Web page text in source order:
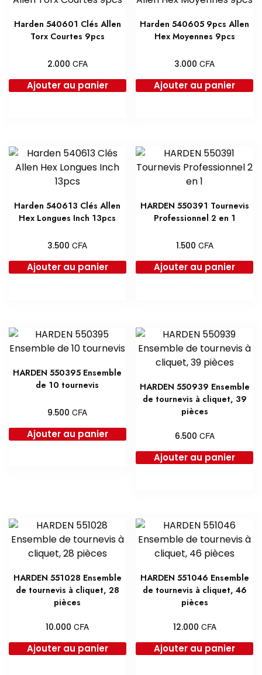
Harden 540601 Clés Allen
Torx Courtes 9pcs
2.000 CFA
Ajouter au panier
Harden 540605 9pcs Allen
Hex Moyennes 9pcs
3.000CFA
Ajouter au panier
Harden 540613 Clés Allen
Hex Longues Inch 13pcs
3.500CFA
Ajouter au panier
HARDEN 550391 Tournevis
Professionnel 2 en 1
1.500 CFA
Ajouter au panier
HARDEN 550395 Ensemble
de 10 tournevis
9.500CFA
Ajouter au panier
HARDEN 550939 Ensemble
de tournevis à cliquet, 39
pièces
6.500 CFA
Ajouter au panier
HARDEN 551028 Ensemble
de tournevis à cliquet, 28
pièces
10.000CFA
Ajouter au panier
HARDEN 551046 Ensemble
de tournevis à cliquet, 46
pièces
12.000 CFA
Ajouter au panier